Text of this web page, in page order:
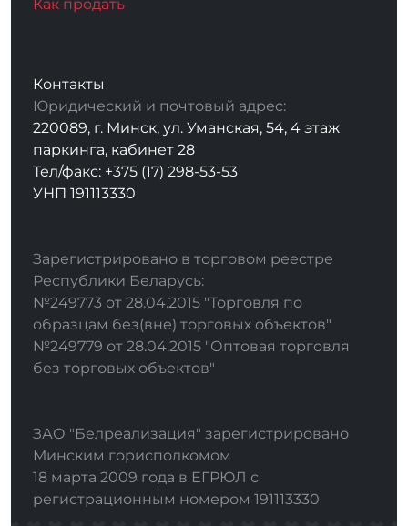
Как продать
Контакты
Юридический и почтовый адрес:
220089, г. Минск, ул. Уманская, 54, 4 этаж
паркинга, кабинет 28
Тел/факс: +375 (17) 298-53-53
УНП 191113330
Зарегистрировано в торговом реестре
Республики Беларусь:
№249773 от 28.04.2015 "Торговля по
образцам без(вне) торговых объектов"
№249779 от 28.04.2015 "Оптовая торговля
без торговых объектов"
ЗАО "Белреализация" зарегистрировано
Минским горисполкомом
18 марта 2009 года в ЕГРЮЛ с
регистрационным номером 191113330